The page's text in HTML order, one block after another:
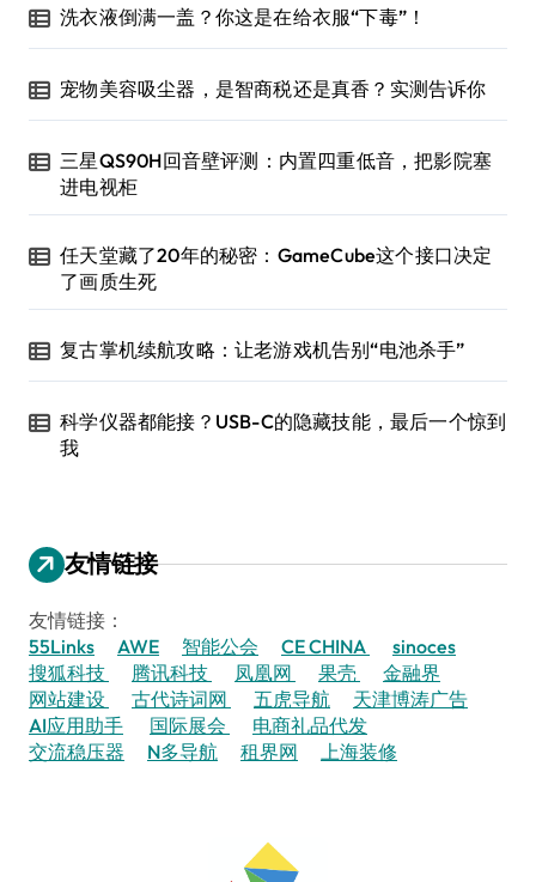
洗衣液倒满一盖？你这是在给衣服“下毒”！
宠物美容吸尘器，是智商税还是真香？实测告诉你
三星QS90H回音壁评测：内置四重低音，把影院塞
进电视柜
任天堂藏了20年的秘密：GameCube这个接口决定
了画质生死
复古掌机续航攻略：让老游戏机告别“电池杀手”
科学仪器都能接？USB-C的隐藏技能，最后一个惊到
我
友情链接
友情链接：
55Links
AWE 智能公会 CE CHINA
sinoces
搜狐科技
腾讯科技 凤凰网 果壳
金融界
网站建设
古代诗词网 五虎导航
天津博涛广告
AI应用助手
国际展会
电商礼品代发
交流稳压器
N多导航 租界网 上海装修